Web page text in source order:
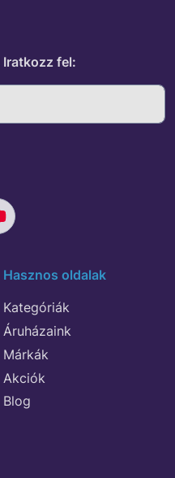
Iratkozz fel:
Hasznos oldalak
Kategóriák
Áruházaink
Márkák
Akciók
Blog